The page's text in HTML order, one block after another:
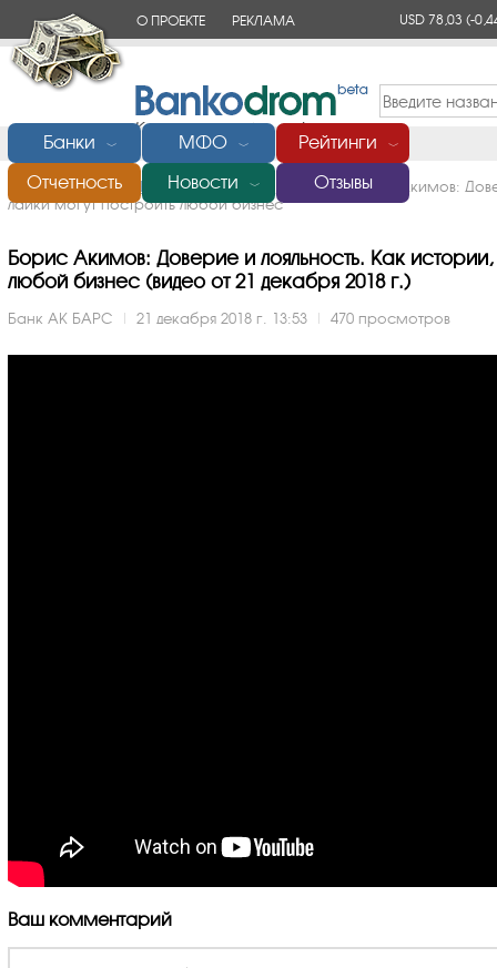
О ПРОЕКТЕ РЕКЛАМА USD 78,03(-
Банки ﹀ МФО ﹀ Рейтинги ﹀
Отчетность Новости ﹀ Отзывы
Главная/Банки России/АК БАРС Видео/Борис Акимов:
лайки могут построить любой бизнес
Борис Акимов: Доверие и лояльность. Как
любой бизнес (видео от 21 декабря 2018 г.)
Банк АК БАРС | 21 декабря 2018 г. 13:53 | 470 просмотров
Ваш комментарий